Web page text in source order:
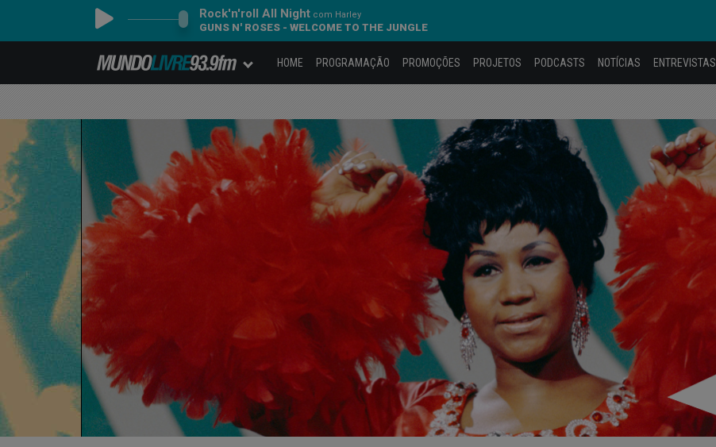
Rock'n'roll All Night com Harley
GUNS N' ROSES - WELCOME TO THE JUNGLE
HOME PROGRAMAÇÃO PROMOÇÕES PROJETOS PODCASTS NOTÍCIAS ENTREVISTAS